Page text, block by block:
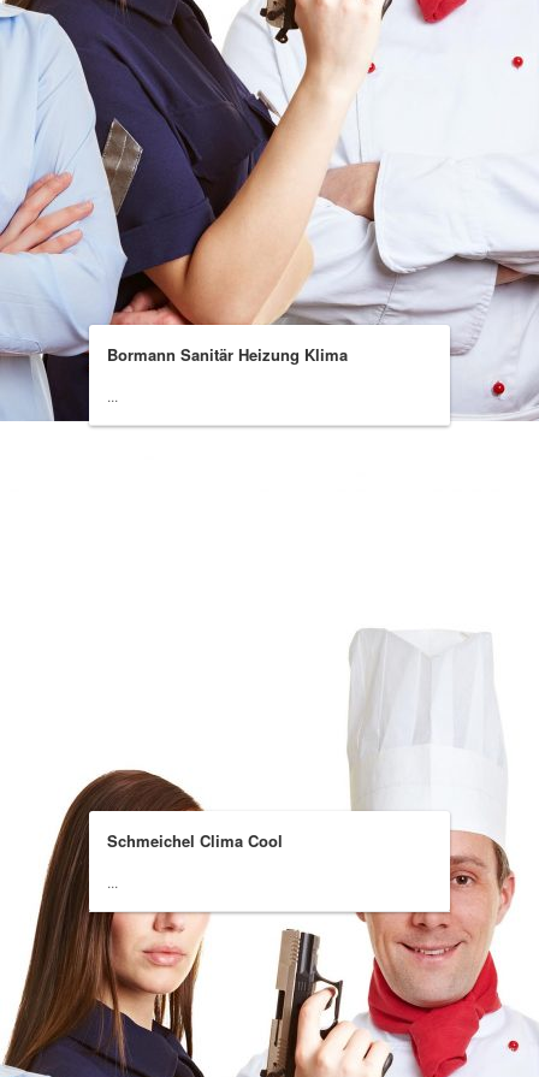
Bormann Sanitär Heizung Klima
...
Schmeichel Clima Cool
...